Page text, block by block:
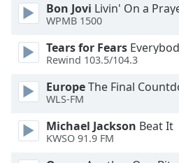
Area
Background
Color
Opacity
Font
Size
Bon Jovi Livin' On a
WPMB 1500
Tears for Fears Everybody
Rewind 103.5/104.3
EuropeThe Final
WLS-FM
Michael Jackson Beat It
KWSO 91.9 FM